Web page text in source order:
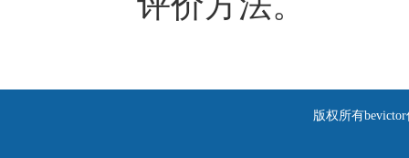
版权所有